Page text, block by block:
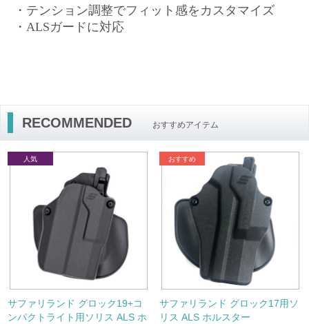
・テンション調整でフィット感をカスタマイズ
・ALSガードに対応
RECOMMENDED おすすめアイテム
サファリランド グロック19+コ
ンパクトライト用ソリス ALS ホ
サファリランド グロック17用ソ
リス ALS ホルスター